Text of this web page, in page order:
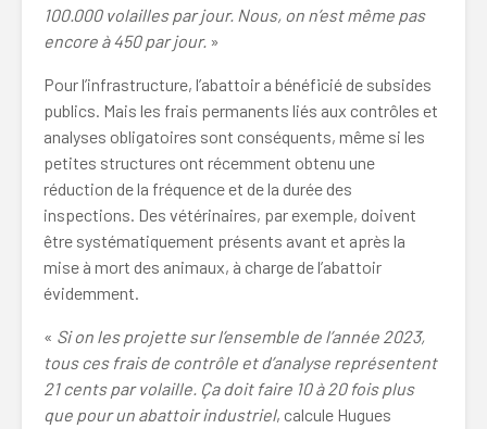
100.000 volailles par jour. Nous, on n’est même pas
encore à 450 par jour. »
Pour l’infrastructure, l’abattoir a bénéficié de subsides
publics. Mais les frais permanents liés aux contrôles et
analyses obligatoires sont conséquents, même si les
petites structures ont récemment obtenu une
réduction de la fréquence et de la durée des
inspections. Des vétérinaires, par exemple, doivent
être systématiquement présents avant et après la
mise à mort des animaux, à charge de l’abattoir
évidemment.
« Si on les projette sur l’ensemble de l’année 2023,
tous ces frais de contrôle et d’analyse représentent
21 cents par volaille. Ça doit faire 10 à 20 fois plus
que pour un abattoir industriel, calcule Hugues